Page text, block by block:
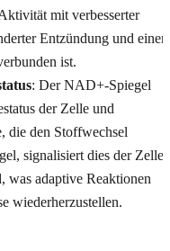
mit verbesserter
Entzündung und
ist.
: Der NAD+-Spiegel
der Zelle und
die den Stoffwechsel
signalisiert dies der Zelle
was adaptive Reaktionen
wiederherzustellen.